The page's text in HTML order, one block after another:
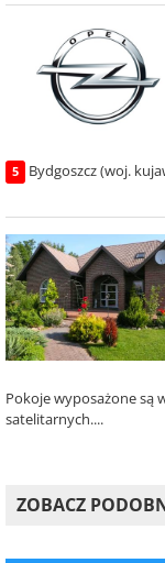
5 Bydgoszcz (woj.
Pokoje wyposażone są
satelitarnych....
ZOBACZ